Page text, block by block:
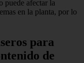
puede afectar la
en la planta, por lo
para
de